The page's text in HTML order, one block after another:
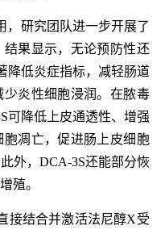
，研究团队进一步开展了
果显示，无论预防性还
降低炎症指标，减轻肠道
炎性细胞浸润。在脓毒
可降低上皮通透性、增强
凋亡，促进肠上皮细胞
外，DCA-3S还能部分恢
殖。
接结合并激活法尼醇X受